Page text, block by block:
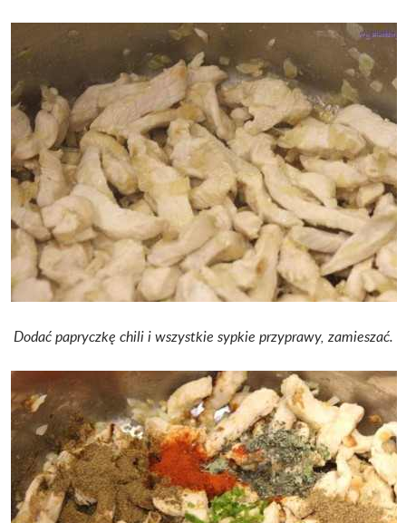
Dodać papryczkę chili i wszystkie sypkie przyprawy, zamieszać.